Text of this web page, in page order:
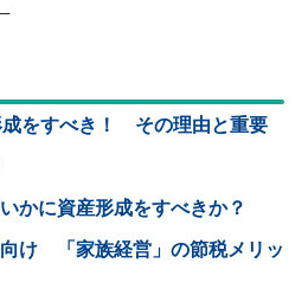
成をすべき！ その理由と重要
かに資産形成をすべきか？
け 「家族経営」の節税メリッ